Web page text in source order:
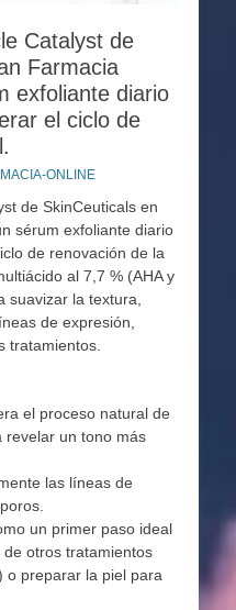
Catalyst de
Farmacia
exfoliante diario
el ciclo de
ONLINE
de SkinCeuticals en
sérum exfoliante diario
de renovación de la
al 7,7 % (AHA y
suavizar la textura,
de expresión,
tratamientos.
el proceso natural de
revelar un tono más
las líneas de
un primer paso ideal
otros tratamientos
o preparar la piel para